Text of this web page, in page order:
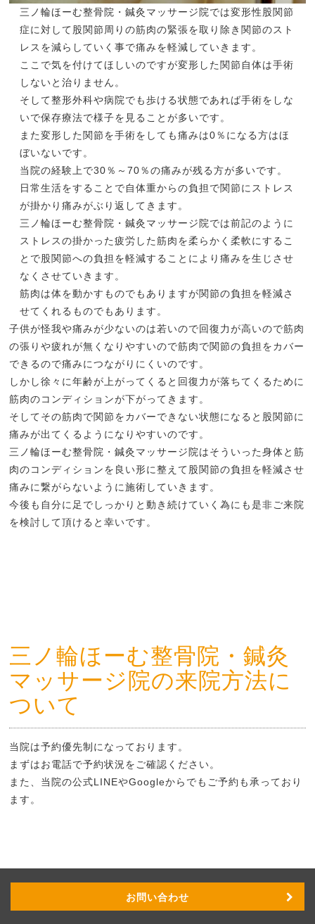
三ノ輪ほーむ整骨院・鍼灸マッサージ院では変形性股関節
症に対して股関節周りの筋肉の緊張を取り除き関節のスト
レスを減らしていく事で痛みを軽減していきます。
ここで気を付けてほしいのですが変形した関節自体は手術
しないと治りません。
そして整形外科や病院でも歩ける状態であれば手術をしな
いで保存療法で様子を見ることが多いです。
また変形した関節を手術をしても痛みは0％になる方はほ
ぼいないです。
当院の経験上で30％～70％の痛みが残る方が多いです。
日常生活をすることで自体重からの負担で関節にストレス
が掛かり痛みがぶり返してきます。
三ノ輪ほーむ整骨院・鍼灸マッサージ院では前記のように
ストレスの掛かった疲労した筋肉を柔らかく柔軟にするこ
とで股関節への負担を軽減することにより痛みを生じさせ
なくさせていきます。
筋肉は体を動かすものでもありますが関節の負担を軽減さ
せてくれるものでもあります。
子供が怪我や痛みが少ないのは若いので回復力が高いので筋肉
の張りや疲れが無くなりやすいので筋肉で関節の負担をカバー
できるので痛みにつながりにくいのです。
しかし徐々に年齢が上がってくると回復力が落ちてくるために
筋肉のコンディションが下がってきます。
そしてその筋肉で関節をカバーできない状態になると股関節に
痛みが出てくるようになりやすいのです。
三ノ輪ほーむ整骨院・鍼灸マッサージ院はそういった身体と筋
肉のコンディションを良い形に整えて股関節の負担を軽減させ
痛みに繋がらないように施術していきます。
今後も自分に足でしっかりと動き続けていく為にも是非ご来院
を検討して頂けると幸いです。
三ノ輪ほーむ整骨院・鍼灸
マッサージ院の来院方法に
ついて
当院は予約優先制になっております。
まずはお電話で予約状況をご確認ください。
また、当院の公式LINEやGoogleからでもご予約も承っており
ます。
お問い合わせ